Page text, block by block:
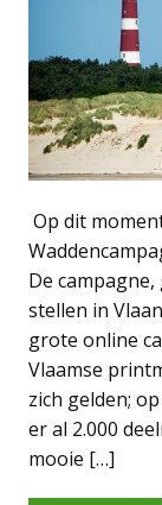
Op dit
De
stellen in
grote online
Vlaamse
zich gelden;
er al 2.000
mooie […]